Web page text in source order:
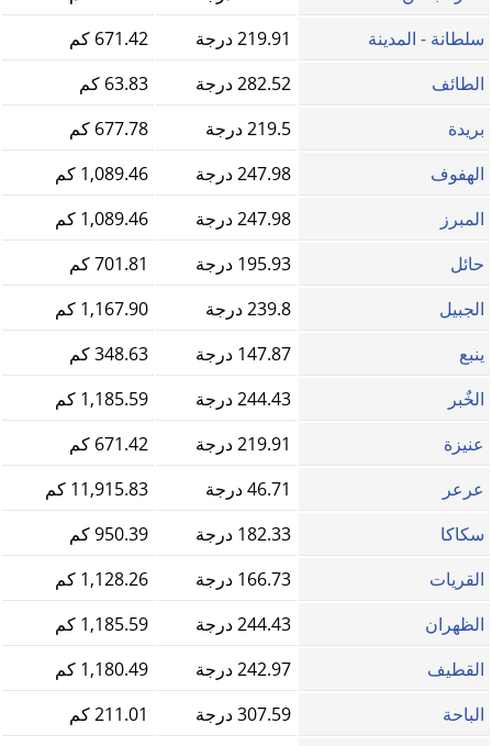
سلطانة - المدينة
219.91 درجة
671.42 كم
الطائف
282.52 درجة
63.83 كم
بريدة
219.5 درجة
677.78 كم
الهفوف
247.98 درجة
1,089.46 كم
المبرز
247.98 درجة
1,089.46 كم
حائل
195.93 درجة
701.81 كم
الجبيل
239.8 درجة
1,167.90 كم
ينبع
147.87 درجة
348.63 كم
الخٌبر
244.43 درجة
1,185.59 كم
عنيزة
219.91 درجة
671.42 كم
عرعر
46.71 درجة
11,915.83 كم
سكاكا
182.33 درجة
950.39 كم
القريات
166.73 درجة
1,128.26 كم
الظهران
244.43 درجة
1,185.59 كم
القطيف‎
242.97 درجة
1,180.49 كم
الباحة
307.59 درجة
211.01 كم